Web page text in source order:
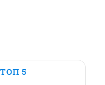
ТОП 5